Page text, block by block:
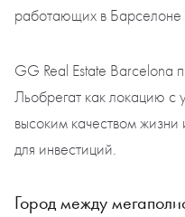
работающих в Барселоне
GG Real Estate Barcelona
Льобрегат как локацию с
высоким качеством
для инвестиций.
Город между